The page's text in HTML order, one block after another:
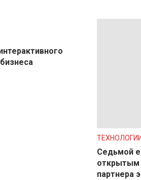
ТЕХНОЛОГИИ
Седьмой
открытым
партнера